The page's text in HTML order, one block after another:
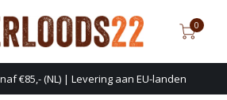
0
€85,- (NL) | Levering aan EU-landen